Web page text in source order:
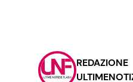
Contattaci
Pubblicità
REDAZIONE